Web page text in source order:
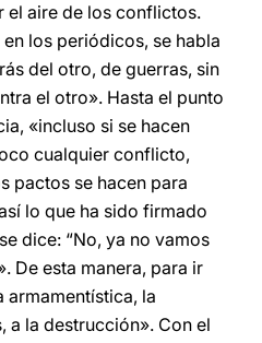
el aire de los conflictos.
los periódicos, se habla
del otro, de guerras, sin
el otro». Hasta el punto
«incluso si se hacen
cualquier conflicto,
pactos se hacen para
lo que ha sido firmado
dice: “No, ya no vamos
De esta manera, para ir
armamentística, la
a la destrucción». Con el